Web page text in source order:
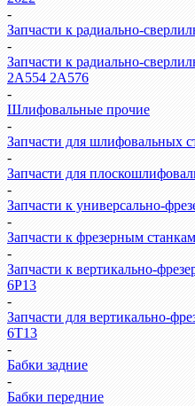
-
Запчасти к радиально-
-
Запчасти к радиально-
2А554 2А576
-
Шлифовальные прочие
-
Запчасти для шлифовальных
-
Запчасти для
-
Запчасти к универсально-
-
Запчасти к фрезерным
-
Запчасти к вертикально-
6Р13
-
Запчасти для вертикально-
6Т13
-
Бабки задние
-
Бабки передние